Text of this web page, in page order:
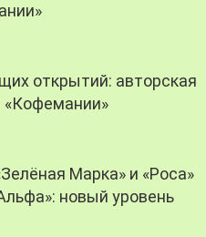
открытий: авторская
«Кофемании»
Марка» и «Роса»
новый уровень